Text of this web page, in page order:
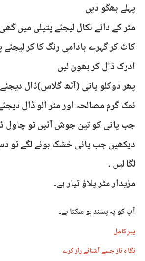
پہلے بھگو دیں
مٹر کے دانے نکال لیجئے پتیلی میں
کاٹ کر گہرے بادامی رنگ کا کر
ادرک ڈال کر بھون لیں
پھر دوکلو پانی (آٹھ گلاس)ڈال
نمک گرم مصالحہ اور مٹر آلو ڈال
جب پانی کو تین جوش آئیں تو چاول
دیکھیں جب پانی خشک ہونے لگے تو
لگا لیں ۔
مزیدار مٹر پلاؤ تیار ہے۔
آپ کو یہ پسند ہو سکتا ہے۔
پیرِ کامل
نِگا ہِ ناز جسے آشنائے راز کرے